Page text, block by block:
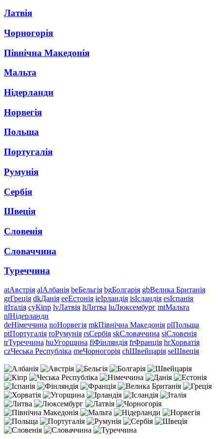
Латвія
Чорногорія
Північна Македонія
Мальта
Нідерланди
Норвегія
Польща
Португалія
Румунія
Сербія
Швеція
Словенія
Словаччина
Туреччина
atАвстрія alАлбанія beБельгія bgБолгарія gbВелика Британія
grГреція dkДанія eeЕстонія ieІрландія isІсландія esІспанія
itІталія cyКіпр lvЛатвія ltЛитва luЛюксембург mtМальта
nlНідерланди
deНімеччина noНорвегія mkПівнічна Македонія plПольща
ptПортугалія roРумунія rsСербія skСловаччина siСловенія
trТуреччина huУгорщина fiФінляндія frФранція hrХорватія
czЧеська Республіка meЧорногорія chШвейцарія seШвеція